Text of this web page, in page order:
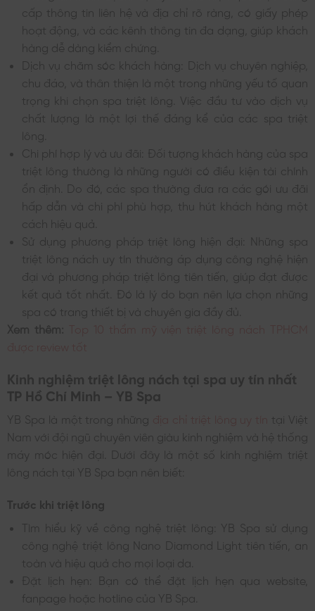
cấp thông tin liên hệ và địa chỉ rõ ràng, có giấy phép
hoạt động, và các kênh thông tin đa dạng, giúp khách
hàng dễ dàng kiểm chứng.
Dịch vụ chăm sóc khách hàng: Dịch vụ chuyên nghiệp,
chu đáo, và thân thiện là một trong những yếu tố quan
trọng khi chọn spa triệt lông. Việc đầu tư vào dịch vụ
chất lượng là một lợi thế đáng kể của các spa triệt
lông.
Chi phí hợp lý và ưu đãi: Đối tượng khách hàng của spa
triệt lông thường là những người có điều kiện tài chính
ổn định. Do đó, các spa thường đưa ra các gói ưu đãi
hấp dẫn và chi phí phù hợp, thu hút khách hàng một
cách hiệu quả.
Sử dụng phương pháp triệt lông hiện đại: Những spa
triệt lông nách uy tín thường áp dụng công nghệ hiện
đại và phương pháp triệt lông tiên tiến, giúp đạt được
kết quả tốt nhất. Đó là lý do bạn nên lựa chọn những
spa có trang thiết bị và chuyên gia đầy đủ.
Xem thêm:
Kinh nghiệm triệt lông nách tại spa uy tín nhất
TP Hồ Chí Minh – YB Spa
YB Spa là một trong những
tại Việt
Nam với đội ngũ chuyên viên giàu kinh nghiệm và hệ thống
máy móc hiện đại. Dưới đây là một số kinh nghiệm triệt
lông nách tại YB Spa bạn nên biết:
Trước khi triệt lông
Tìm hiểu kỹ về công nghệ triệt lông: YB Spa sử dụng
công nghệ triệt lông Nano Diamond Light tiên tiến, an
toàn và hiệu quả cho mọi loại da.
Đặt lịch hẹn: Bạn có thể đặt lịch hẹn qua website,
fanpage hoặc hotline của YB Spa.